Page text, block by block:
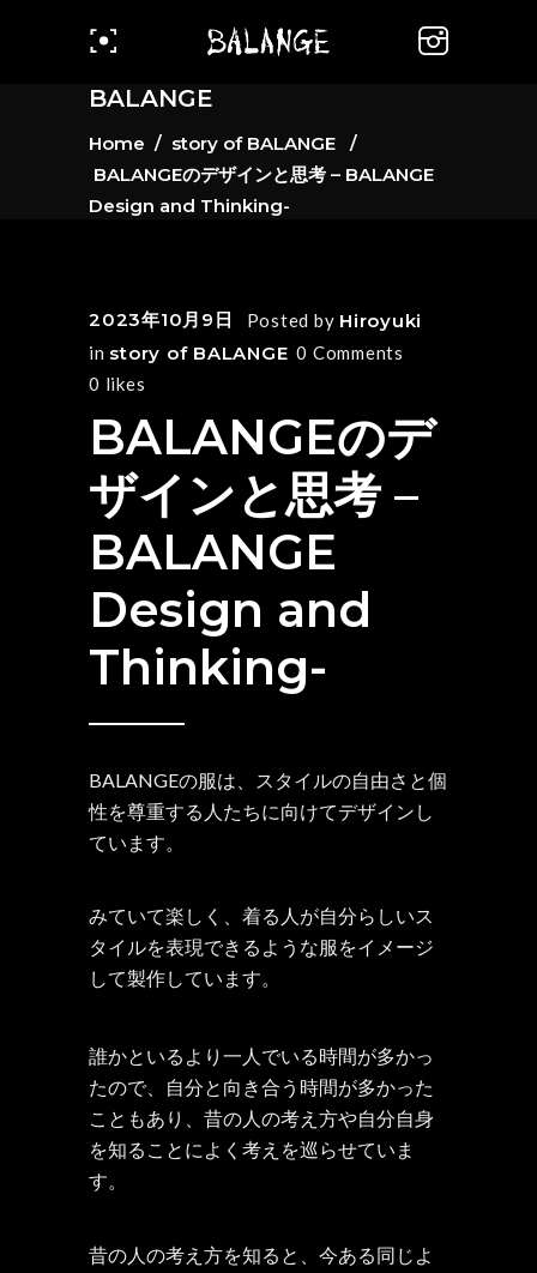
BALANGE
Home / story of BALANGE
/
BALANGEのデザインと思考 – BALANGE
Design and Thinking-
2023年10月9日 Posted by Hiroyuki
in story of BALANGE 0 Comments
0 likes
BALANGEのデ
ザインと思考 –
BALANGE
Design and
Thinking-
BALANGEの服は、スタイルの自由さと個
性を尊重する人たちに向けてデザインし
ています。
みていて楽しく、着る人が自分らしいス
タイルを表現できるような服をイメージ
して製作しています。
誰かといるより一人でいる時間が多かっ
たので、自分と向き合う時間が多かった
こともあり、昔の人の考え方や自分自身
を知ることによく考えを巡らせていま
す。
昔の人の考え方を知ると、今ある同じよ